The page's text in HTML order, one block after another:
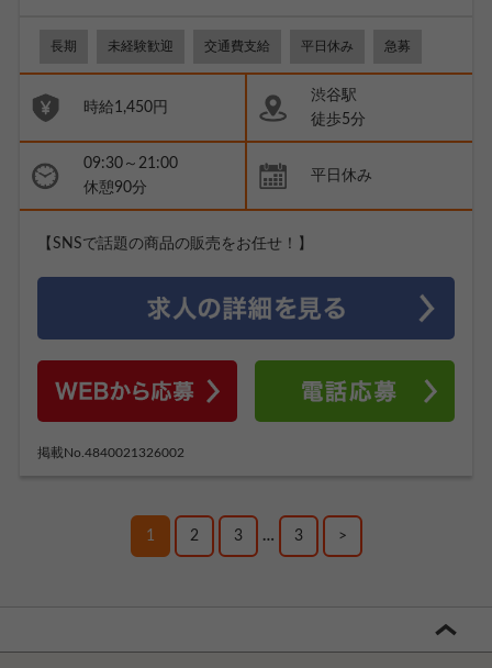
長期 未経験歓迎 交通費支給 平日休み 急募
時給1,450円
渋谷駅
徒歩5分
09:30～21:00
休憩90分
平日休み
【SNSで話題の商品の販売をお任せ！】
掲載No.4840021326002
1 2 3 … 3 >